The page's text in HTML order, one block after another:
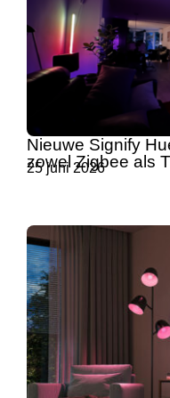
Nieuwe Signify
zowel Zigbee als
25 juni 2026